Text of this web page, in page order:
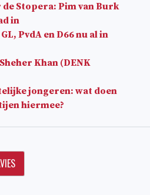
de Stopera: Pim van Burk
in
PvdA en D66 nu al in
Khan (DENK
jongeren: wat doen
hiermee?